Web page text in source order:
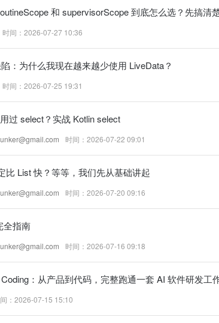
和 supervisorScope 到底怎么选？先搞清
时间：2026-07-27 10:36
：为什么我现在越来越少使用 LiveData？
时间：2026-07-25 19:31
过 select？实战 Kotlin select
时间：2026-07-22 09:01
比 List 快？等等，我们先从基础讲起
时间：2026-07-20 09:16
全指南
时间：2026-07-16 09:18
：从产品到代码，完整跑通一套 AI 软件研发工
：2026-07-15 15:10